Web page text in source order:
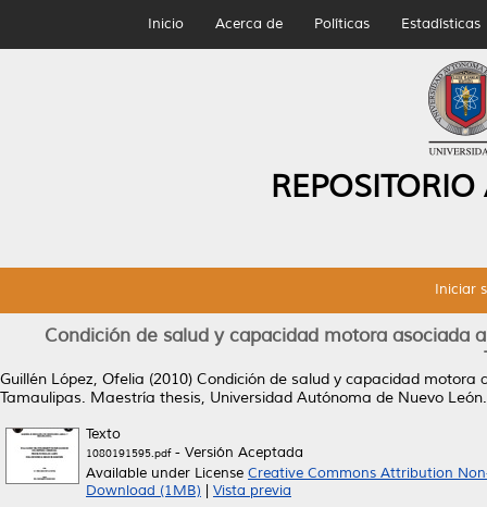
Inicio Acerca de Políticas Estadísticas
Iniciar
Condición de salud y capacidad motora asociada
Guillén López, Ofelia (2010) Condición de salud y capacidad
Tamaulipas. Maestría thesis, Universidad Autónoma de Nuevo León.
Texto
1080191595.pdf- Versión Aceptada
Available under License Creative Commons Attribution
Download (1MB)
Vista previa